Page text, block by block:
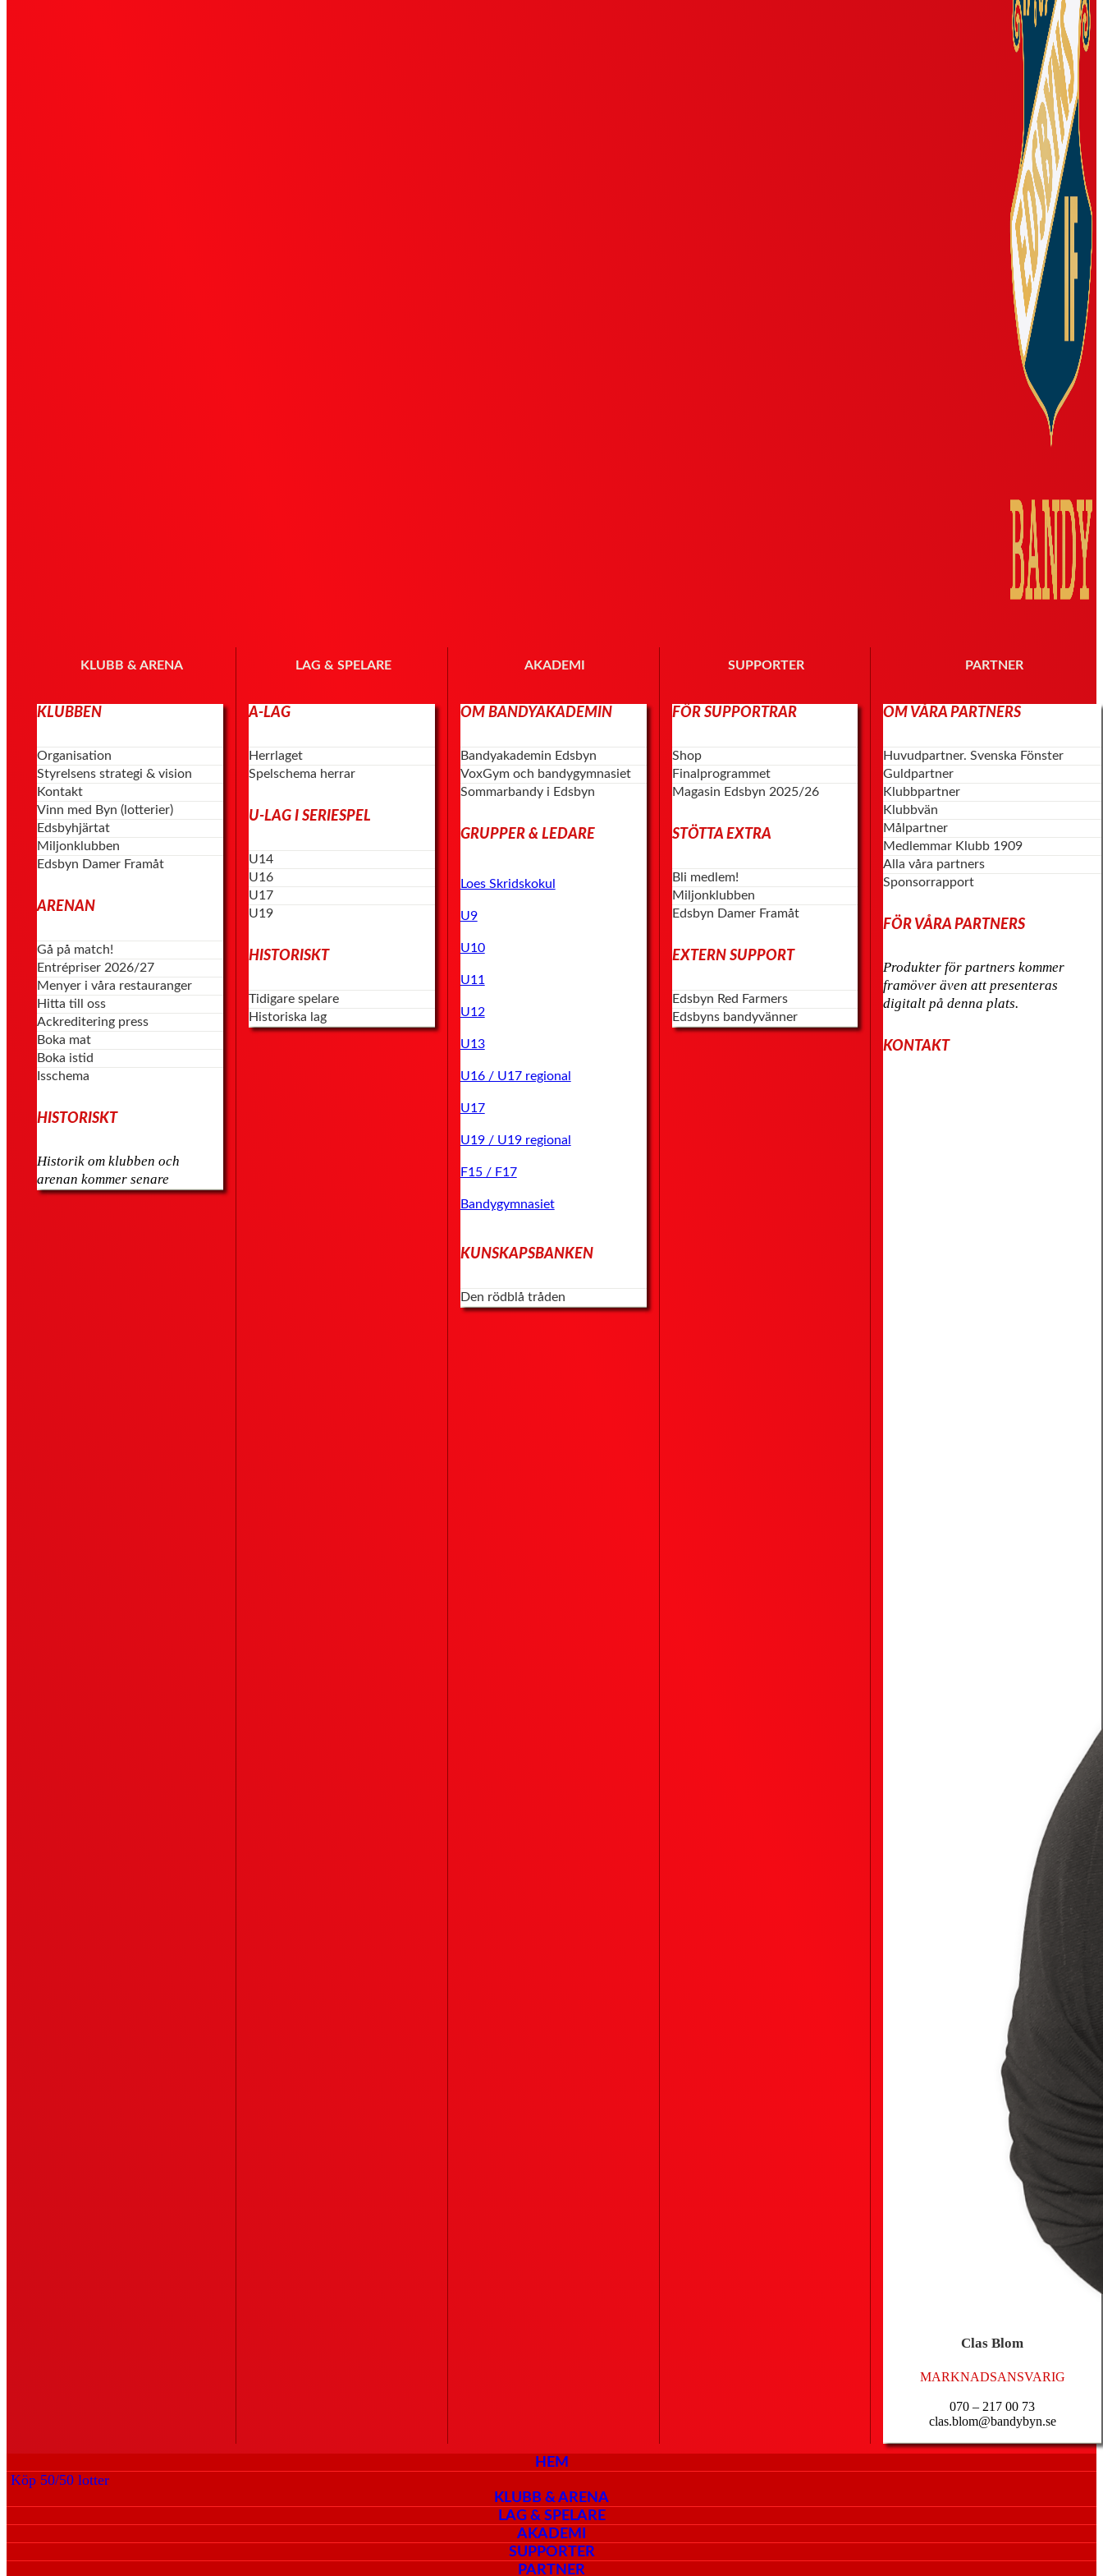
KLUBB & ARENA
KLUBBEN
Organisation
Styrelsens strategi & vision
Kontakt
Vinn med Byn (lotterier)
Edsbyhjärtat
Miljonklubben
Edsbyn Damer Framåt
ARENAN
Gå på match!
Entrépriser 2026/27
Menyer i våra restauranger
Hitta till oss
Ackreditering press
Boka mat
Boka istid
Isschema
HISTORISKT
Historik om klubben och
arenan kommer senare
LAG & SPELARE
A-LAG
Herrlaget
Spelschema herrar
U-LAG I SERIESPEL
U14
U16
U17
U19
HISTORISKT
Tidigare spelare
Historiska lag
AKADEMI
OM BANDYAKADEMIN
Bandyakademin Edsbyn
VoxGym och bandygymnasiet
Sommarbandy i Edsbyn
GRUPPER & LEDARE
Loes Skridskokul
U9
U10
U11
U12
U13
U16 / U17 regional
U17
U19 / U19 regional
F15 / F17
Bandygymnasiet
KUNSKAPSBANKEN
Den rödblå tråden
SUPPORTER
FÖR SUPPORTRAR
Shop
Finalprogrammet
Magasin Edsbyn 2025/26
STÖTTA EXTRA
Bli medlem!
Miljonklubben
Edsbyn Damer Framåt
EXTERN SUPPORT
Edsbyn Red Farmers
Edsbyns bandyvänner
PARTNER
OM VÅRA PARTNERS
Huvudpartner. Svenska Fönster
Guldpartner
Klubbpartner
Klubbvän
Målpartner
Medlemmar Klubb 1909
Alla våra partners
Sponsorrapport
FÖR VÅRA PARTNERS
Produkter för partners kommer
framöver även att presenteras
digitalt på denna plats.
KONTAKT
Clas Blom
MARKNADSANSVARIG
070 – 217 00 73
clas.blom@bandybyn.se
HEM
Köp 50/50 lotter
KLUBB & ARENA
LAG & SPELARE
AKADEMI
SUPPORTER
PARTNER